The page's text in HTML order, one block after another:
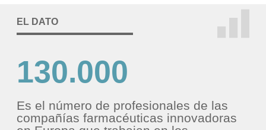
EL DATO
130.000
Es el número de profesionales de las
compañías farmacéuticas innovadoras